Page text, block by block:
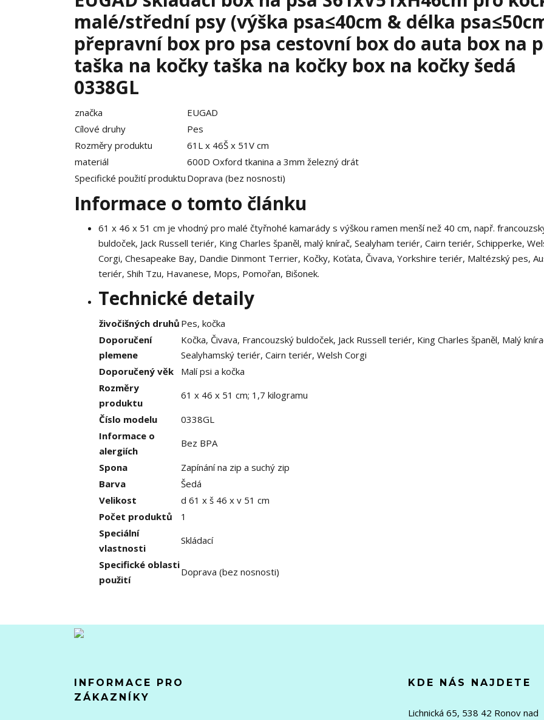
malé/střední psy (výška psa≤40cm & délka
přepravní box pro psa cestovní box do auta box na
taška na kočky taška na kočky box na kočky šedá
0338GL
značka
EUGAD
Cílové druhy
Pes
Rozměry produktu
61L x 46Š x 51V cm
materiál
600D Oxford tkanina a 3mm železný drát
Specifické použití produktu Doprava (bez nosnosti)
Informace o tomto článku
61 x 46 x 51 cm je vhodný pro malé čtyřnohé kamarády s výškou ramen menší než 40 cm, např.
buldoček, Jack Russell teriér, King Charles španěl, malý knírač, Sealyham teriér, Cairn teriér, Schipperke,
Corgi, Chesapeake Bay, Dandie Dinmont Terrier, Kočky, Koťata, Čivava, Yorkshire teriér, Maltézský pes,
teriér, Shih Tzu, Havanese, Mops, Pomořan, Bišonek.
Technické detaily
živočišných druhů Pes, kočka
Doporučení
plemene
Kočka, Čivava, Francouzský buldoček, Jack Russell teriér, King Charles španěl, Malý
Sealyhamský teriér, Cairn teriér, Welsh Corgi
Doporučený věk
Malí psi a kočka
Rozměry
produktu
61 x 46 x 51 cm; 1,7 kilogramu
Číslo modelu
0338GL
Informace o
alergiích
Bez BPA
Spona
Zapínání na zip a suchý zip
Barva
Šedá
Velikost
d 61 x š 46 x v 51 cm
Počet produktů
1
Speciální
vlastnosti
Skládací
Specifické oblasti
použití
Doprava (bez nosnosti)
INFORMACE PRO
ZÁKAZNÍKY
KDE NÁS NAJDETE
Lichnická 65, 538 42 Ronov nad